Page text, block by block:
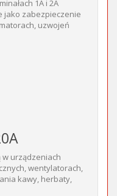
1A i 2A
jako zabezpieczenie
uzwojeń
w urządzeniach
wentylatorach,
kawy, herbaty,